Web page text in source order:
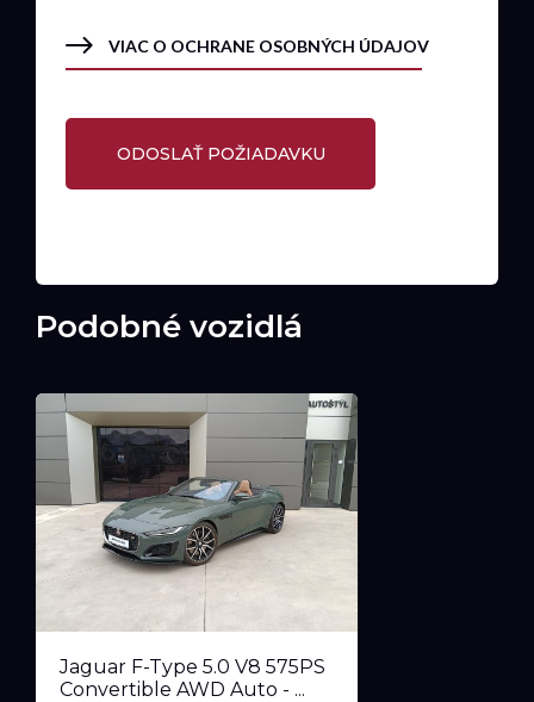
VIAC O OCHRANE OSOBNÝCH ÚDAJOV
Podobné vozidlá
Jaguar F-Type 5.0 V8 575PS
Convertible AWD Auto - ...